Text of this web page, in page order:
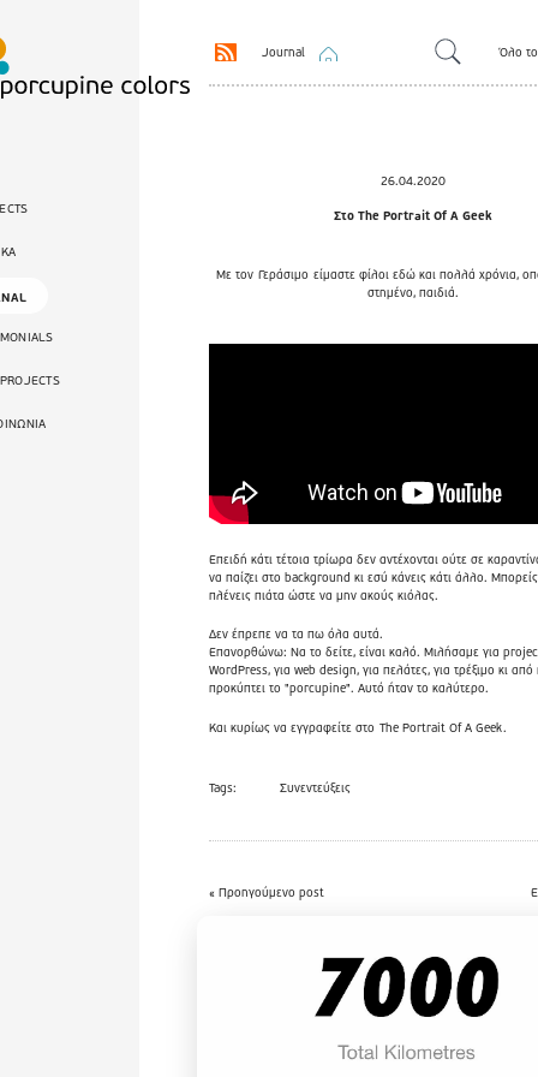
Journal Όλο
26.04.2020
Στο The Portrait Of A Geek
Με τον Γεράσιμο είμαστε φίλοι εδώ και πολλά χρόνια,
στημένο, παιδιά.
Επειδή κάτι τέτοια τρίωρα δεν αντέχονται ούτε σε
να παίζει στο background κι εσύ κάνεις κάτι άλλο.
πλένεις πιάτα ώστε να μην ακούς κιόλας.
Δεν έπρεπε να τα πω όλα αυτά.
Επανορθώνω: Να το δείτε, είναι καλό. Μιλήσαμε για
WordPress, για web design, για πελάτες, για τρέξιμο κι
προκύπτει το "porcupine". Αυτό ήταν το καλύτερο.
Και κυρίως να εγγραφείτε στο The Portrait Of A Geek.
Tags: Συνεντεύξεις
« Προηγούμενο post